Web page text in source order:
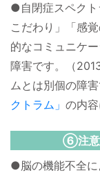
●自閉症スペクト
こだわり」「感
的なコミュニケ
障害です。（
ムとは別個の障
クトラム」 の内容
⑥注意
●脳の機能不全に